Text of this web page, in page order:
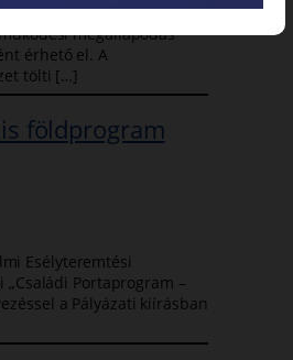
– Esélyteremtő
megállapodás
érhető el. A
tölti […]
földprogram
Esélyteremtési
Portaprogram –
a Pályázati kiírásban